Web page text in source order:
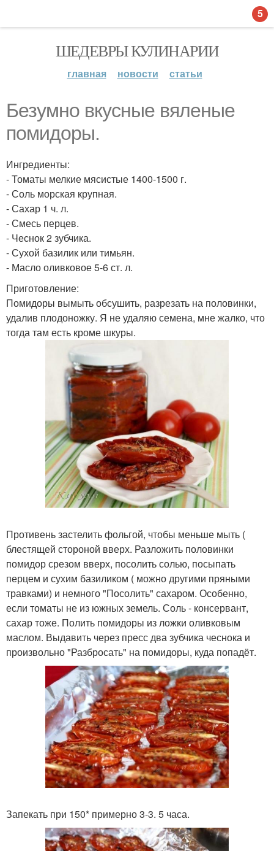
ШЕДЕВРЫ КУЛИНАРИИ
главная новости статьи
Безумно вкусные вяленые
помидоры.
Ингредиенты:
- Томаты мелкие мясистые 1400-1500 г.
- Соль морская крупная.
- Сахар 1 ч. л.
- Смесь перцев.
- Чеснок 2 зубчика.
- Сухой базилик или тимьян.
- Масло оливковое 5-6 ст. л.
Приготовление:
Помидоры вымыть обсушить, разрезать на половинки,
удалив плодоножку. Я не удаляю семена, мне жалко, что
тогда там есть кроме шкуры.
Противень застелить фольгой, чтобы меньше мыть (
блестящей стороной вверх. Разложить половинки
помидор срезом вверх, посолить солью, посыпать
перцем и сухим базиликом ( можно другими пряными
травками) и немного "Посолить" сахаром. Особенно,
если томаты не из южных земель. Соль - консервант,
сахар тоже. Полить помидоры из ложки оливковым
маслом. Выдавить через пресс два зубчика чеснока и
произвольно "Разбросать" на помидоры, куда попадёт.
Запекать при 150* примерно 3-3. 5 часа.
5